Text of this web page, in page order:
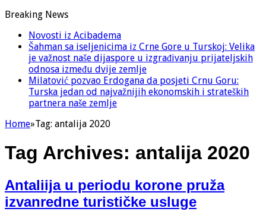
Breaking News
Novosti iz Acibadema
Šahman sa iseljenicima iz Crne Gore u Turskoj: Velika
je važnost naše dijaspore u izgrađivanju prijateljskih
odnosa između dvije zemlje
Milatović pozvao Erdogana da posjeti Crnu Goru:
Turska jedan od najvažnijih ekonomskih i strateških
partnera naše zemlje
Home»Tag: antalija 2020
Tag Archives: antalija 2020
Antaliija u periodu korone pruža
izvanredne turističke usluge